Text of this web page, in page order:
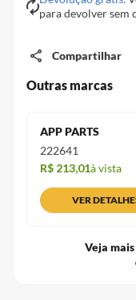
para devolver sem
Compartilhar
Outras marcas
APP PARTS
222641
R$ 213,01à vista
VER
Veja